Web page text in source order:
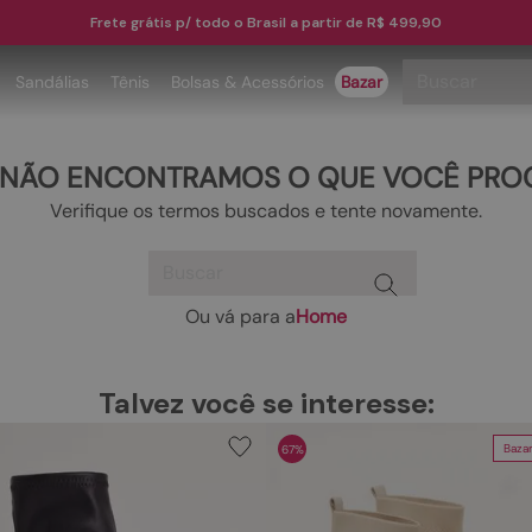
Frete grátis p/ todo o Brasil a partir de R$ 499,90
Sandálias Tênis Bolsas & Acessórios Bazar
ENCONTRAMOS O QUE VOCÊ
Verifique os termos buscados e tente novamente.
Ou vá para aHome
Talvez você se interesse:
Bazar
67%
1º
papete
2º
tenis
rasteira
9º
couro
TERMOS MAIS BUSCADOS
tenis
rasteira